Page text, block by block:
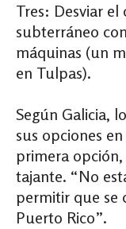
Tres: Desviar
subterráneo
máquinas (un
en Tulpas).
Según Galicia,
sus opciones
primera
tajante. “No
permitir que se
Puerto Rico”.